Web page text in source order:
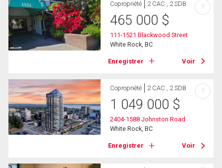
Copropriété 2 CAC , 2 SDB
465 000 $
111-1521 Blackwood Street
White Rock, BC
Enregistrer Voir
?
Copropriété 2 CAC , 2 SDB
1 049 000 $
2404-1588 Johnston Road
White Rock, BC
Enregistrer Voir
?